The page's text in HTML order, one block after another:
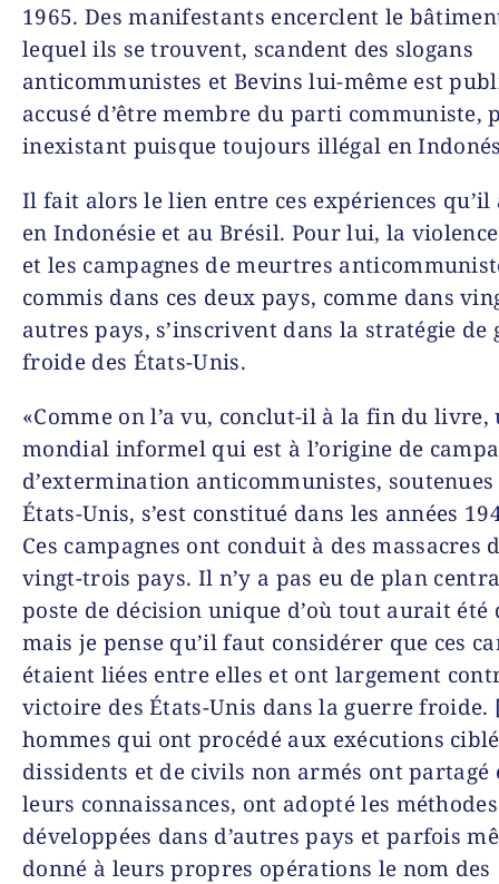
1965. Des manifestants encerclent le
lequel ils se trouvent, scandent des slogans
anticommunistes et Bevins lui-même est
accusé d’être membre du parti communiste,
inexistant puisque toujours illégal en
Il fait alors le lien entre ces expériences qu’il
en Indonésie et au Brésil. Pour lui, la
et les campagnes de meurtres
commis dans ces deux pays, comme dans
autres pays, s’inscrivent dans la stratégie de
froide des États-Unis.
«Comme on l’a vu, conclut-il à la fin du livre,
mondial informel qui est à l’origine de
d’extermination anticommunistes,
États-Unis, s’est constitué dans les années
Ces campagnes ont conduit à des massacres
vingt-trois pays. Il n’y a pas eu de plan
poste de décision unique d’où tout aurait été
mais je pense qu’il faut considérer que ces
étaient liées entre elles et ont largement
victoire des États-Unis dans la guerre froide.
hommes qui ont procédé aux exécutions
dissidents et de civils non armés ont partagé
leurs connaissances, ont adopté les méthodes
développées dans d’autres pays et parfois
donné à leurs propres opérations le nom des